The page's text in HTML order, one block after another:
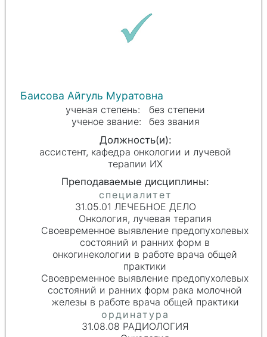
Баисова Айгуль Муратовна
без степени
без звания
ассистент, кафедра онкологии и лучевой
терапии ИХ
31.05.01 ЛЕЧЕБНОЕ ДЕЛО
Онкология, лучевая терапия
Своевременное выявление предопухолевых
состояний и ранних форм в
онкогинекологии в работе врача общей
практики
Своевременное выявление предопухолевых
состояний и ранних форм рака молочной
железы в работе врача общей практики
31.08.08 РАДИОЛОГИЯ